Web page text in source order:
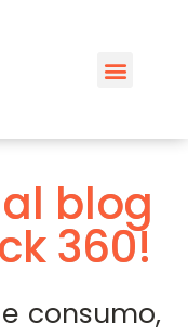
blog
360!
consumo,